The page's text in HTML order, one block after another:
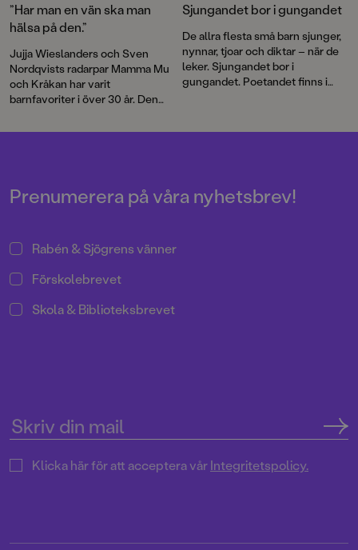
”Har man en vän ska man
hälsa på den.”
Jujja Wieslanders och Sven
Nordqvists radarpar Mamma Mu
och Kråkan har varit
barnfavoriter i över 30 år. Den
ledsenär en varm berättelse om
Sjungandet bor i gungandet
De allra flesta små barn sjunger,
nynnar, tjoar och diktar – när de
leker. Sjungandet bor i
gungandet. Poetandet finns i
Prenumerera på våra nyhetsbrev!
Rabén & Sjögrens vänner
Förskolebrevet
Skola & Biblioteksbrevet
Klicka här för att acceptera vårIntegritetspolicy.